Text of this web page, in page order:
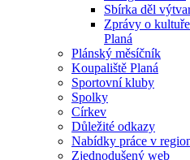
Sbírka děl
Zprávy o
Planá
Plánský měsíčník
Koupaliště Planá
Sportovní kluby
Spolky
Církev
Důležité odkazy
Nabídky práce v
Zjednodušený web